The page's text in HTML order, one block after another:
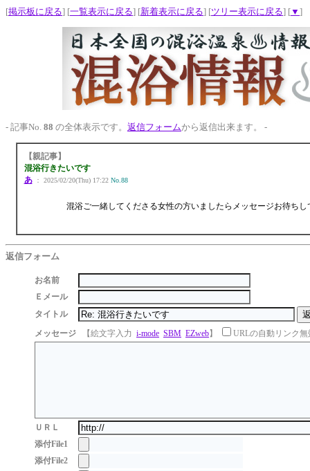
[掲示板に戻る] [一覧表示に戻る] [新着表示に戻る] [ツリー表示に戻る] [▼ ]
- 記事No. 88 の全体表示です。 返信フォームから返信出来ます。 -
【親記事】
混浴行きたいです
あ： 2025/02/20(Thu) 17:22 No.88
混浴ご一緒してくださる女性の方いましたらメッセージお待ち
返信フォーム
お名前
Ｅメール
タイトル
メッセージ
【絵文字入力 i-mode SBM EZweb】 URLの自動リンク無
ＵＲＬ
添付File1
添付File2